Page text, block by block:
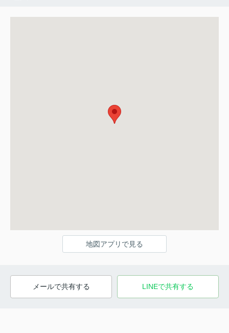
地図アプリで見る
メールで共有する LINEで共有する